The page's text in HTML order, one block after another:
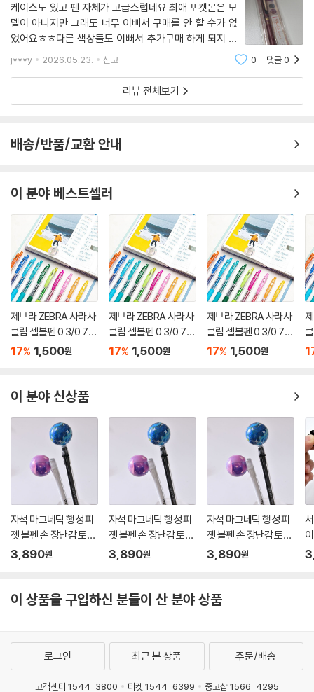
케이스도 있고 펜 자체가 고급스럽네요.최애 포켓몬은 모
델이 아니지만 그래도 너무 이뻐서 구매를 안 할 수가 없
었어요ㅎㅎ다른 색상들도 이뻐서 추가구매 하게 되지 않
을까 싶습니다.
j***y 2026.05.23. 신고 0 댓글0
리뷰 전체보기
배송/반품/교환 안내
이 분야 베스트셀러
제브라 ZEBRA 사라사
클립 젤볼펜 0.3/0.7m
m
17% 1,500원
제브라 ZEBRA 사라사
클립 젤볼펜 0.3/0.7m
m
17% 1,500원
제브라 ZEBRA 사라사
클립 젤볼펜 0.3/0.7m
m
17% 1,500원
m
이 분야 신상품
자석 마그네틱 행성 피
젯 볼펜 손 장난감 토이
피젯펜 스트레스해소
3,890원
자석 마그네틱 행성 피
젯 볼펜 손 장난감 토이
피젯펜 스트레스해소
3,890원
자석 마그네틱 행성 피
젯 볼펜 손 장난감 토이
피젯펜 스트레스해소
3,890원
이 상품을 구입하신 분들이 산 분야 상품
로그인 최근 본 상품 주문/배송
고객센터 1544-3800 티켓 1544-6399 중고샵 1566-4295